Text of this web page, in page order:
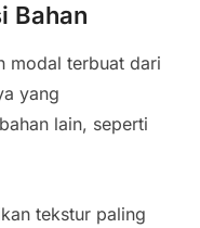
Bahan
modal terbuat dari
yang
lain, seperti
tekstur paling